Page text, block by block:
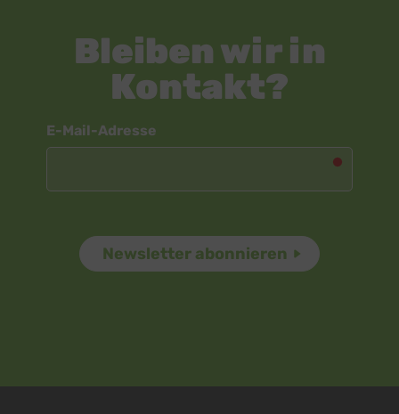
Bleiben wir in
Kontakt?
E-Mail-Adresse